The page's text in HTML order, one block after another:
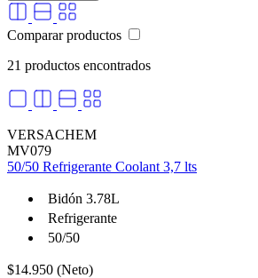
Comparar productos
21 productos encontrados
VERSACHEM
MV079
50/50 Refrigerante Coolant 3,7 lts
Bidón 3.78L
Refrigerante
50/50
$14.950 (Neto)